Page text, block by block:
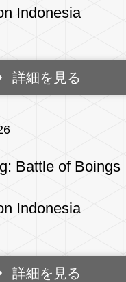
Indonesia
詳細を見る
Battle of Boings
Indonesia
詳細を見る